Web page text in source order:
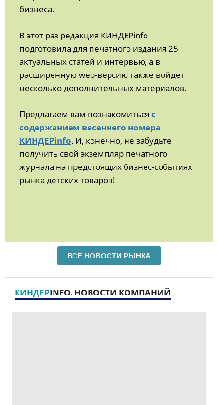
бизнеса.
В этот раз редакция КИНДЕРinfo
подготовила для печатного издания 25
актуальных статей и интервью, а в
расширенную web-версию также войдет
несколько дополнительных материалов.
Предлагаем вам познакомиться с
содержанием весеннего номера
КИНДЕРinfo. И, конечно, не забудьте
получить свой экземпляр печатного
журнала на предстоящих бизнес-событиях
рынка детских товаров!
ВСЕ НОВОСТИ РЫНКА
КИНДЕРINFO. НОВОСТИ КОМПАНИЙ